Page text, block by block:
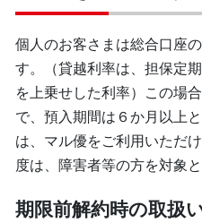
個人のお客さまは総合口座
す。（貸越利率は、担保定
を上乗せした利率）この場
で、預入期間は６か月以上
は、マル優をご利用いただ
度は、障害者等の方を対象
期限前解約時の取扱